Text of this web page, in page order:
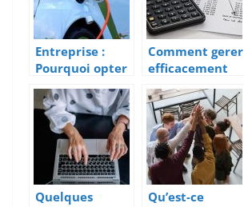
Entreprise :
Pourquoi opter
pour les
voitures
électriques ?
Comment gerer
efficacement
son patrimoine
?
Quelques
Qu’est-ce